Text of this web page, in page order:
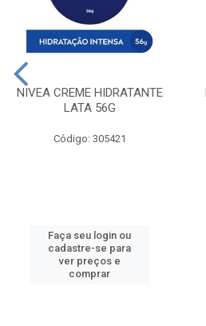
NIVEA CREME HIDRATANTE
LATA 56G
Código: 305421
Faça seu login ou
cadastre-se para
ver preços e
comprar